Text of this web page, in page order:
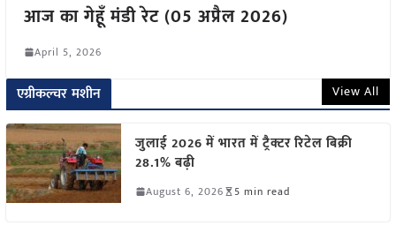
आज का गेहूँ मंडी रेट (05 अप्रैल 2026)
April 5, 2026
एग्रीकल्चर मशीन View All
जुलाई 2026 में भारत में ट्रैक्टर रिटेल बिक्री
28.1% बढ़ी
August 6, 2026 5 min read